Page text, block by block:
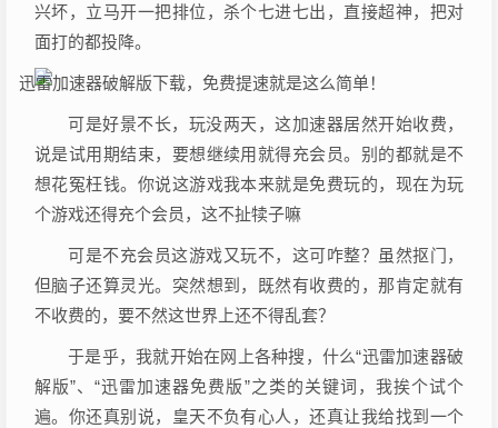
兴坏，立马开一把排位，杀个七进七出，直接超神，把对
面打的都投降。
可是好景不长，玩没两天，这加速器居然开始收费，
说是试用期结束，要想继续用就得充会员。别的都就是不
想花冤枉钱。你说这游戏我本来就是免费玩的，现在为玩
个游戏还得充个会员，这不扯犊子嘛
可是不充会员这游戏又玩不，这可咋整？虽然抠门，
但脑子还算灵光。突然想到，既然有收费的，那肯定就有
不收费的，要不然这世界上还不得乱套？
于是乎，我就开始在网上各种搜，什么“迅雷加速器破
解版”、“迅雷加速器免费版”之类的关键词，我挨个试个
遍。你还真别说，皇天不负有心人，还真让我给找到一个